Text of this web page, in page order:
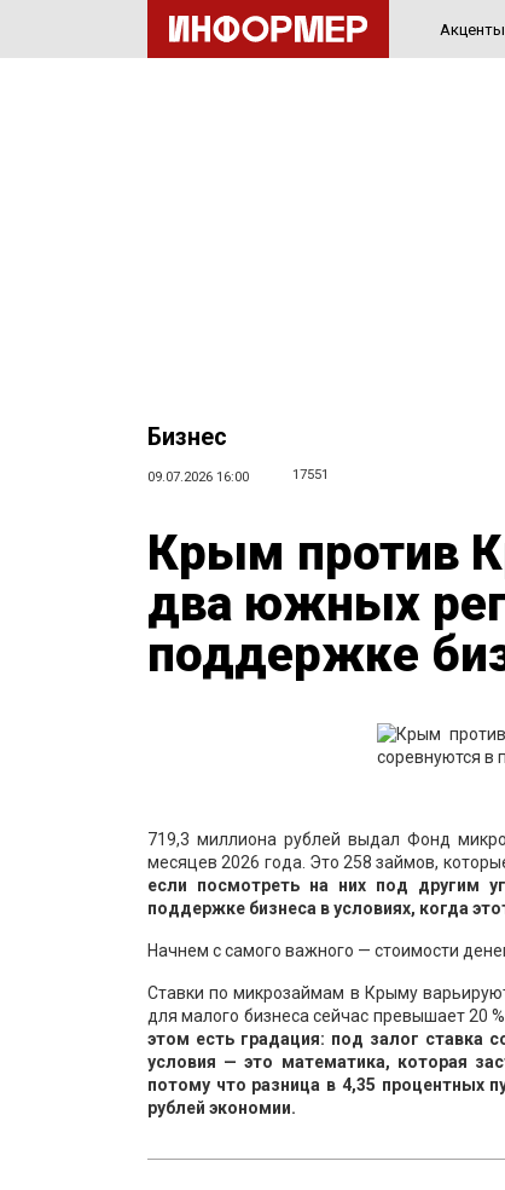
Акценты
Бизнес
09.07.2026 16:00 17551
Крым против
два южных
поддержке
719,3 миллиона рублей выдал Фонд
месяцев 2026 года. Это 258 займов,
если посмотреть на них под другим
поддержке бизнеса в условиях, когда
Начнем с самого важного — стоимости
Ставки по микрозаймам в Крыму
для малого бизнеса сейчас превышает 20
этом есть градация: под залог ставка
условия — это математика, которая
потому что разница в 4,35 процентных
рублей экономии.